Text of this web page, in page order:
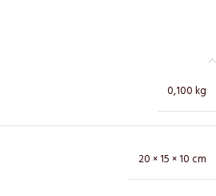
0,100 kg
20 × 15 × 10 cm